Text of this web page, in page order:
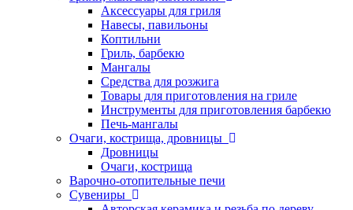
Аксессуары для гриля
Навесы, павильоны
Коптильни
Гриль, барбекю
Мангалы
Средства для розжига
Товары для приготовления на гриле
Инструменты для приготовления барбекю
Печь-мангалы
Очаги, кострища, дровницы
Дровницы
Очаги, кострища
Варочно-отопительные печи
Сувениры